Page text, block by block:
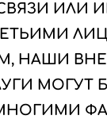
ИЛИ
НАШИ
МОГУТ